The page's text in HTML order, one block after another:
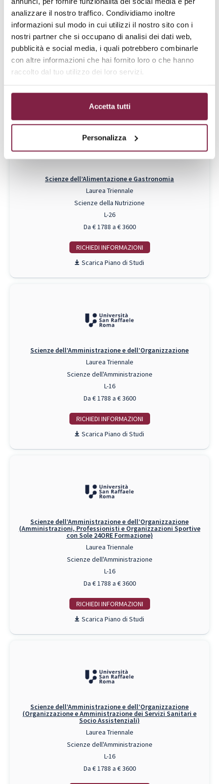
analizzare il nostro traffico. Condividiamo inoltre
informazioni sul modo in cui utilizzi il nostro sito con i
nostri partner che si occupano di analisi dei dati web,
pubblicità e social media, i quali potrebbero combinarle
con altre informazioni che hai fornito loro o che hanno
raccolto dal tuo utilizzo dei loro servizi.
Accetta tutti
Personalizza
Da € 5000
RICHIEDI INFO
Piano di Studi
Scienze dell’Alimentazione e Gastronomia
Laurea Triennale
Scienze della Nutrizione
L-26
Da € 1788 a € 3600
RICHIEDI INFO
Piano di Studi
Scienze dell’Amministrazione e dell’Organizzazione
Laurea Triennale
Scienze dell'Amministrazione
L-16
Da € 1788 a € 3600
RICHIEDI INFO
Piano di Studi
Scienze dell’Amministrazione e dell’Organizzazione
(Amministrazioni, Professionisti e Organizzazioni Sportive
con Sole 24ORE Formazione)
Laurea Triennale
Scienze dell'Amministrazione
L-16
Da € 1788 a € 3600
RICHIEDI INFO
Piano di Studi
Scienze dell’Amministrazione e dell’Organizzazione
(Organizzazione e Amministrazione dei Servizi Sanitari e
Socio Assistenziali)
Laurea Triennale
Scienze dell'Amministrazione
L-16
Da € 1788 a € 3600